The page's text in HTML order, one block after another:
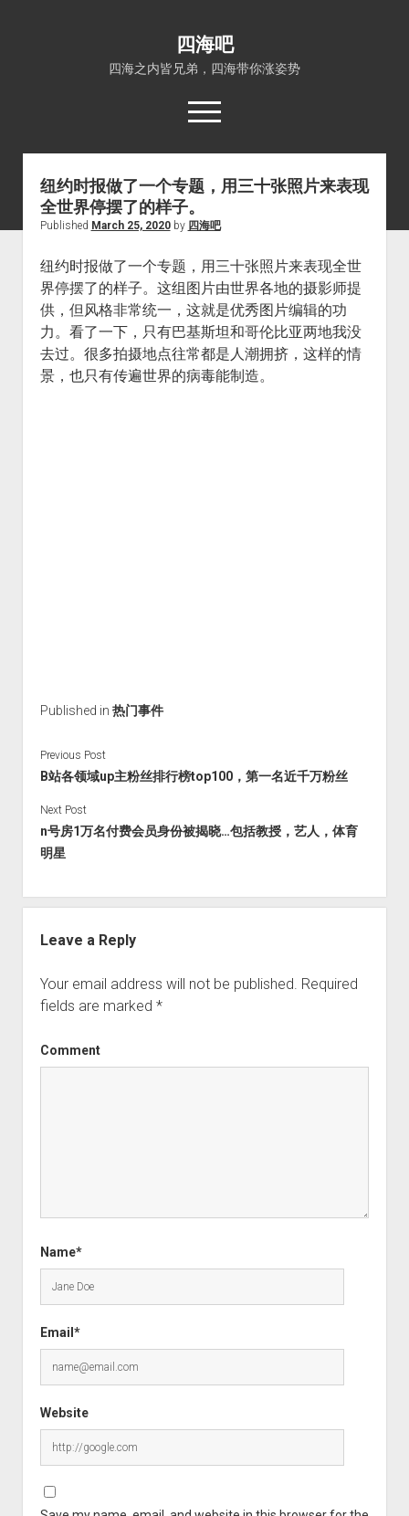
四海吧
四海之内皆兄弟，四海带你涨姿势
open
menu
首页
四海知识
福利吧
技术控
热门事件
福利福利
小猪AI
算娘区块链
纽约时报做了一个专题，用三十张照片来表现
全世界停摆了的样子。
Published March 25, 2020by 四海吧
纽约时报做了一个专题，用三十张照片来表现全世
界停摆了的样子。这组图片由世界各地的摄影师提
供，但风格非常统一，这就是优秀图片编辑的功
力。看了一下，只有巴基斯坦和哥伦比亚两地我没
去过。很多拍摄地点往常都是人潮拥挤，这样的情
景，也只有传遍世界的病毒能制造。 ​​​​
Published in 热门事件
Previous Post
B站各领域up主粉丝排行榜top100，第一名近千万粉丝
Next Post
n号房1万名付费会员身份被揭晓…包括教授，艺人，体育
明星
Leave a Reply
Your email address will not be published. Required
fields are marked *
Comment
Name*
Email*
Website